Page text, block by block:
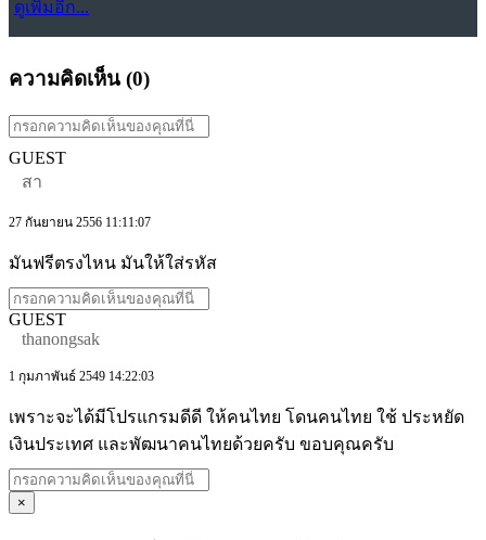
ดูเพิ่มอีก...
ความคิดเห็น (0)
GUEST
สา
27 กันยายน 2556 11:11:07
มันฟรีตรงไหน มันให้ใส่รหัส
GUEST
thanongsak
1 กุมภาพันธ์ 2549 14:22:03
เพราะจะได้มีโปรแกรมดีดี ให้คนไทย โดนคนไทย ใช้ ประหยัด
เงินประเทศ และพัฒนาคนไทยด้วยครับ ขอบคุณครับ
×